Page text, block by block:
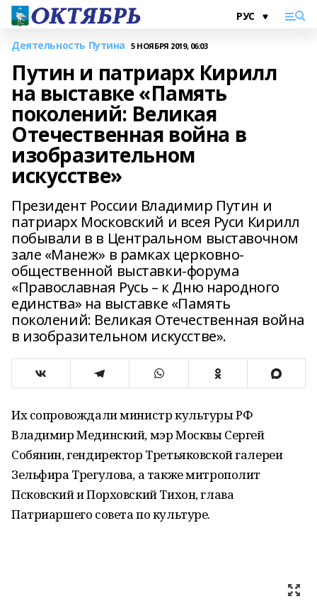
Деятельность Путина 5 НОЯБРЯ 2019, 06:03
Путин и патриарх Кирилл
на выставке «Память
поколений: Великая
Отечественная война в
изобразительном
искусстве»
Президент России Владимир Путин и
патриарх Московский и всея Руси Кирилл
побывали в в Центральном выставочном
зале «Манеж» в рамках церковно-
общественной выставки-форума
«Православная Русь – к Дню народного
единства» на выставке «Память
поколений: Великая Отечественная война
в изобразительном искусстве».
Их сопровождали министр культуры РФ
Владимир Мединский, мэр Москвы Сергей
Собянин, гендиректор Третьяковской галереи
Зельфира Трегулова, а также митрополит
Псковский и Порховский Тихон, глава
Патриаршего совета по культуре.